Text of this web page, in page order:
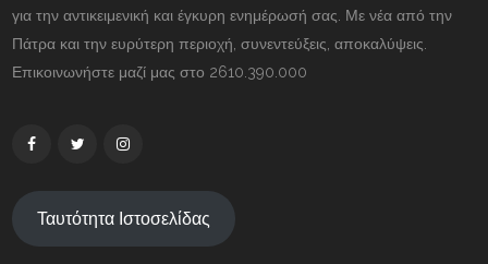
για την αντικειμενική και έγκυρη ενημέρωσή σας. Με νέα από την
Πάτρα και την ευρύτερη περιοχή, συνεντεύξεις, αποκαλύψεις.
Επικοινωνήστε μαζί μας στο 2610.390.000
Ταυτότητα Ιστοσελίδας